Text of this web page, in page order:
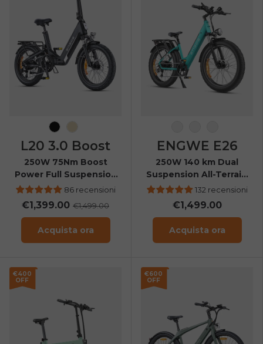
Nero Champagne
L20 3.0 Boost
250W 75Nm Boost
Power Full Suspension
Compact E-bike
86 recensioni
€1,399.00 €1,499.00
Acquista ora
Galassia grigia
Gemma blu
Calabrone
ENGWE E26
250W 140 km Dual
Suspension All-Terrain
E-bike
132 recensioni
€1,499.00
Acquista ora
€400
OFF
€600
OFF
E26 3.0 Pro Is Here
Sign up for updates on new models and releases —